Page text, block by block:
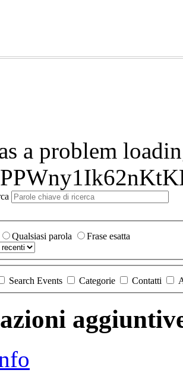
a problem
Qualsiasi parola
Frase esatta
Search Events Categorie Contatti